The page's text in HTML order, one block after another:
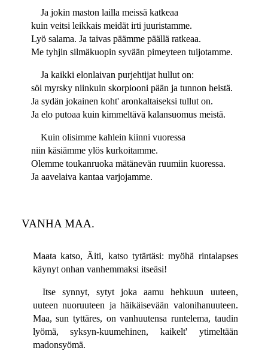
Ja jokin maston lailla meissä katkeaa
kuin veitsi leikkais meidät irti juuristamme.
Lyö salama. Ja taivas päämme päällä ratkeaa.
Me tyhjin silmäkuopin syvään pimeyteen tuijotamme.
Ja kaikki elonlaivan purjehtijat hullut on:
söi myrsky niinkuin skorpiooni pään ja tunnon heistä.
Ja sydän jokainen koht' aronkaltaiseksi tullut on.
Ja elo putoaa kuin kimmeltävä kalansuomus meistä.
Kuin olisimme kahlein kiinni vuoressa
niin käsiämme ylös kurkoitamme.
Olemme toukanruoka mätänevän ruumiin kuoressa.
Ja aavelaiva kantaa varjojamme.
VANHA MAA.
Maata katso, Äiti, katso tytärtäsi: myöhä rintalapses
käynyt onhan vanhemmaksi itseäsi!
Itse synnyt, sytyt joka aamu hehkuun uuteen,
uuteen nuoruuteen ja häikäisevään valonihanuuteen.
Maa, sun tyttäres, on vanhuutensa runtelema, taudin
lyömä, syksyn-kuumehinen, kaikelt' ytimeltään
madonsyömä.